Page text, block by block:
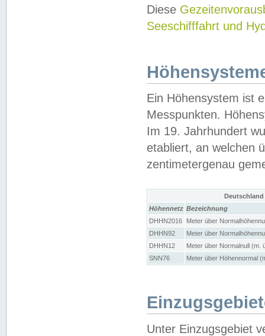
Diese
Seeschifffahrt und
Ein Höhensystem ist
Messpunkten.
Im 19. Jahrhundert
etabliert, an welchen
zentimetergenau
Höhennetz Bezeichnung
DHHN2016
Meter über
DHHN92
Meter über
DHHN12
Meter über Normalnull (m.
SNN76
Meter über Höhennormal
Unter Einzugsgebiet